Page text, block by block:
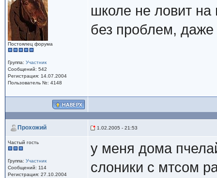
Постоялец форума
Группа: Участник
Сообщений: 542
Регистрация: 14.07.2004
Пользователь №: 4148
школе не ловит на
без проблем,
Проxожий 1.02.2005 - 21:53
Частый гость
Группа: Участник
Сообщений: 114
Регистрация: 27.10.2004
у меня дома
слоники с мтсом